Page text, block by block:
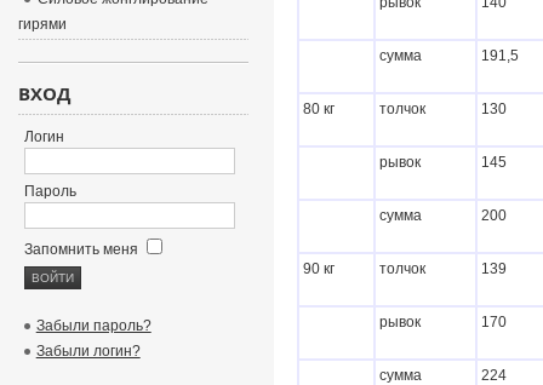
сумма 191,5
80 кг толчок 130
рывок 145
сумма 200
90 кг толчок 139
рывок 170
сумма 224
гирями
ВХОД
Логин
Пароль
Запомнить меня
Забыли пароль?
Забыли логин?